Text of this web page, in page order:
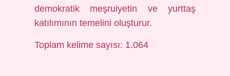
demokratik meşruiyetin ve yurttaş
katılımının temelini oluşturur.
Toplam kelime sayısı: 1.064